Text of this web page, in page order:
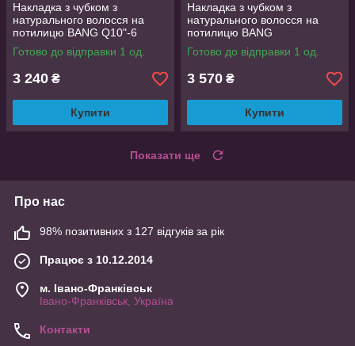
Накладка з чубком з
натурального волосся на
потилицю BANG Q10"-6
Готово до відправки 1 од.
3 240 ₴
Купити
Накладка з чубком з
натурального волосся на
потилицю BANG
Q12"-12P613
Готово до відправки 1 од.
3 570 ₴
Купити
Показати ще
Про нас
98% позитивних з 127 відгуків за рік
Працює з 10.12.2014
м. Івано-Франківськ
Івано-Франківськ, Україна
Контакти